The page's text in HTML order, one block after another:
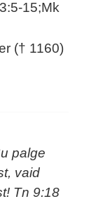
15;Mk
(† 1160)
palge
vaid
Tn 9:18